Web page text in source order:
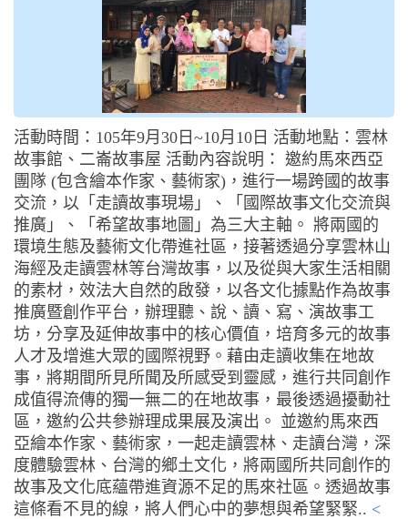
活動時間：105年9月30日~10月10日 活動地點：雲林
故事館、二崙故事屋 活動內容說明： 邀約馬來西亞
團隊 (包含繪本作家、藝術家)，進行一場跨國的故事
交流，以「走讀故事現場」、「國際故事文化交流與
推廣」、「希望故事地圖」為三大主軸。 將兩國的
環境生態及藝術文化帶進社區，接著透過分享雲林山
海經及走讀雲林等台灣故事，以及從與大家生活相關
的素材，效法大自然的啟發，以各文化據點作為故事
推廣暨創作平台，辦理聽、說、讀、寫、演故事工
坊，分享及延伸故事中的核心價值，培育多元的故事
人才及增進大眾的國際視野。藉由走讀收集在地故
事，將期間所見所聞及所感受到靈感，進行共同創作
成值得流傳的獨一無二的在地故事，最後透過擾動社
區，邀約公共參辦理成果展及演出。 並邀約馬來西
亞繪本作家、藝術家，一起走讀雲林、走讀台灣，深
度體驗雲林、台灣的鄉土文化，將兩國所共同創作的
故事及文化底蘊帶進資源不足的馬來社區。透過故事
這條看不見的線，將人們心中的夢想與希望緊緊.. <